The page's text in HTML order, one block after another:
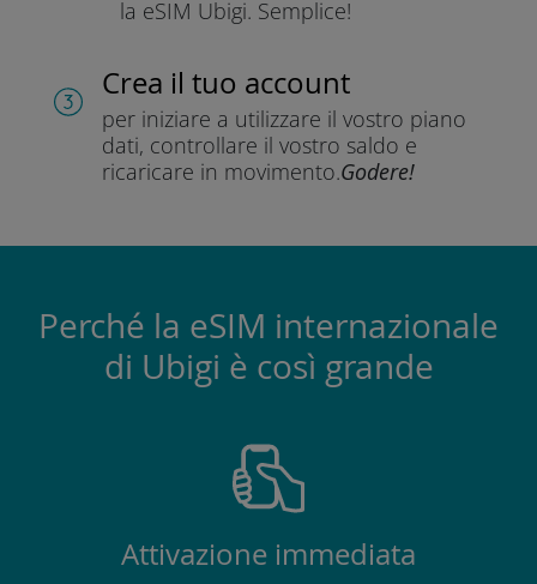
la eSIM Ubigi. Semplice!
Crea il tuo account
per iniziare a utilizzare il vostro piano
dati, controllare il vostro saldo e
ricaricare in movimento.Godere!
Perché la eSIM internazionale
di Ubigi è così grande
Attivazione immediata